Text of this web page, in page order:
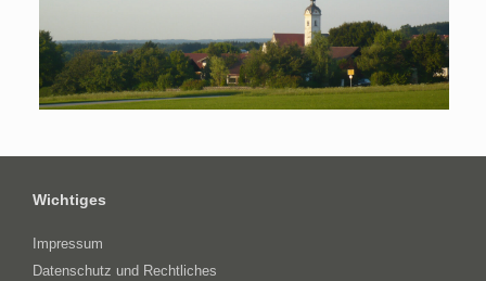
Wichtiges
Impressum
Datenschutz und Rechtliches